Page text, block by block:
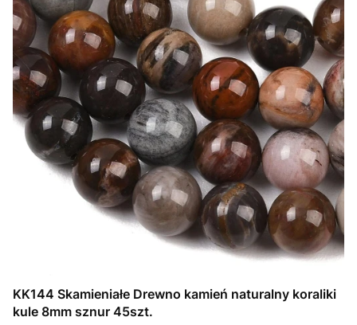
KK144 Skamieniałe Drewno kamień naturalny koraliki
kule 8mm sznur 45szt.